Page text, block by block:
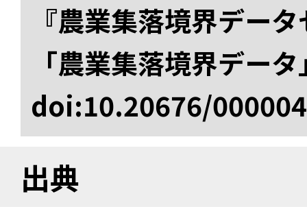
『農業集落境界デー
「農業集落境界デー
doi:10.20676/
出典